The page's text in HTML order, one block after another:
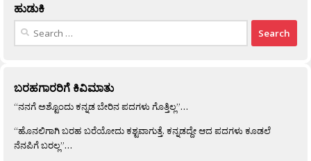
ಹುಡುಕಿ
Search
ಬರಹಗಾರರಿಗೆ ಕಿವಿಮಾತು
“ನನಗೆ ಅಶ್ಟೊಂದು ಕನ್ನಡ ಬೇರಿನ ಪದಗಳು ಗೊತ್ತಿಲ್ಲ”…
“ಹೊನಲಿಗಾಗಿ ಬರಹ ಬರೆಯೋದು ಕಶ್ಟವಾಗುತ್ತೆ. ಕನ್ನಡದ್ದೇ ಆದ ಪದಗಳು ಕೂಡಲೆ
ನೆನಪಿಗೆ ಬರಲ್ಲ”…